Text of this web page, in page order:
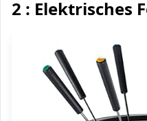
2 : Elektrisches